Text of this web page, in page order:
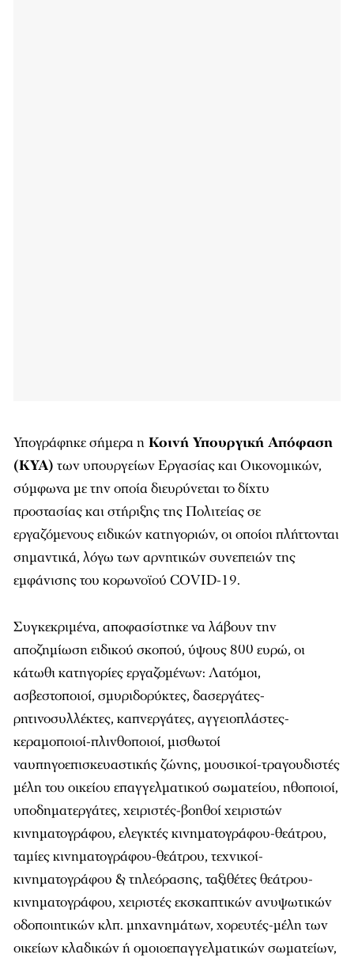
Υπογράφηκε σήμερα η Κοινή Υπουργική Απόφαση
(ΚΥΑ) των υπουργείων Εργασίας και Οικονομικών,
σύμφωνα με την οποία διευρύνεται το δίχτυ
προστασίας και στήριξης της Πολιτείας σε
εργαζόμενους ειδικών κατηγοριών, οι οποίοι πλήττονται
σημαντικά, λόγω των αρνητικών συνεπειών της
εμφάνισης του κορωνοϊού COVID-19.
Συγκεκριμένα, αποφασίστηκε να λάβουν την
αποζημίωση ειδικού σκοπού, ύψους 800 ευρώ, οι
κάτωθι κατηγορίες εργαζομένων: Λατόμοι,
ασβεστοποιοί, σμυριδορύκτες, δασεργάτες-
ρητινοσυλλέκτες, καπνεργάτες, αγγειοπλάστες-
κεραμοποιοί-πλινθοποιοί, μισθωτοί
ναυπηγοεπισκευαστικής ζώνης, μουσικοί-τραγουδιστές
μέλη του οικείου επαγγελματικού σωματείου, ηθοποιοί,
υποδηματεργάτες, χειριστές-βοηθοί χειριστών
κινηματογράφου, ελεγκτές κινηματογράφου-θεάτρου,
ταμίες κινηματογράφου-θεάτρου, τεχνικοί-
κινηματογράφου & τηλεόρασης, ταξιθέτες θεάτρου-
κινηματογράφου, χειριστές εκσκαπτικών ανυψωτικών
οδοποιητικών κλπ. μηχανημάτων, χορευτές-μέλη των
οικείων κλαδικών ή ομοιοεπαγγελματικών σωματείων,